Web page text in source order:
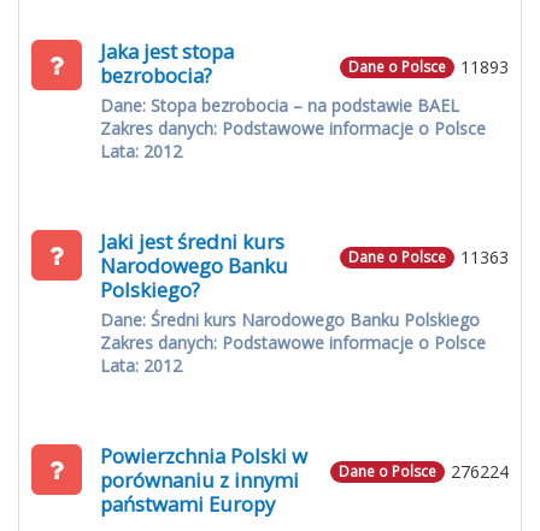
11893
Dane o Polsce
Jaka jest stopa
bezrobocia?
Dane: Stopa bezrobocia – na podstawie BAEL
Zakres danych: Podstawowe informacje o Polsce
Lata: 2012
11363
Dane o Polsce
Jaki jest średni kurs
Narodowego Banku
Polskiego?
Dane: Średni kurs Narodowego Banku Polskiego
Zakres danych: Podstawowe informacje o Polsce
Lata: 2012
276224
Dane o Polsce
Powierzchnia Polski w
porównaniu z innymi
państwami Europy